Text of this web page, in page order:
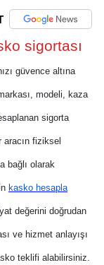
sigortası
güvence altına
modeli, kaza
sigorta
aracın fiziksel
bağlı olarak
kasko hesapla
değerini doğrudan
ve hizmet anlayışı
teklifi alabilirsiniz.